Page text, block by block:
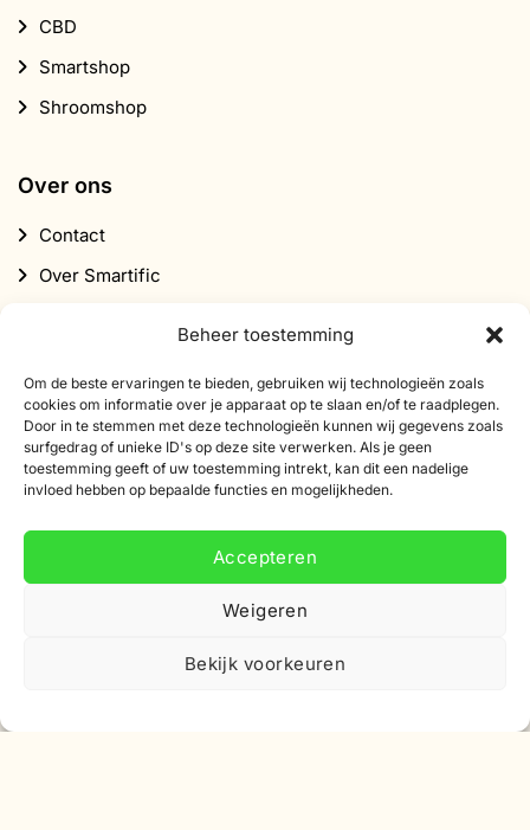
Beheer toestemming
Om de beste ervaringen te bieden, gebruiken wij technologieën zoals
cookies om informatie over je apparaat op te slaan en/of te raadplegen.
Door in te stemmen met deze technologieën kunnen wij gegevens zoals
surfgedrag of unieke ID's op deze site verwerken. Als je geen
toestemming geeft of uw toestemming intrekt, kan dit een nadelige
invloed hebben op bepaalde functies en mogelijkheden.
Accepteren
Weigeren
Bekijk voorkeuren
CBD
Smartshop
Shroomshop
Over ons
Contact
Over Smartific
Nieuwsbrief
Korting
Abonneer je op onze nieuwsbrief
korting op je eerste bestelling.
E-